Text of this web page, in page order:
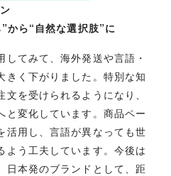
から“自然な選択肢”に
してみて、海外発送や言語・
きく下がりました。特別な知
を受けられるようになり、
と変化しています。商品ペー
活用し、言語が異なっても世
よう工夫しています。今後は
日本発のブランドとして、距